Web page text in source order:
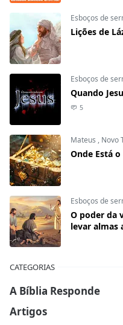
Esboços de
Lições de
Esboços de
Quando
5
Mateus , Novo
Onde Está o
Esboços de
O poder da
levar almas
CATEGORIAS
A Bíblia Responde
Artigos